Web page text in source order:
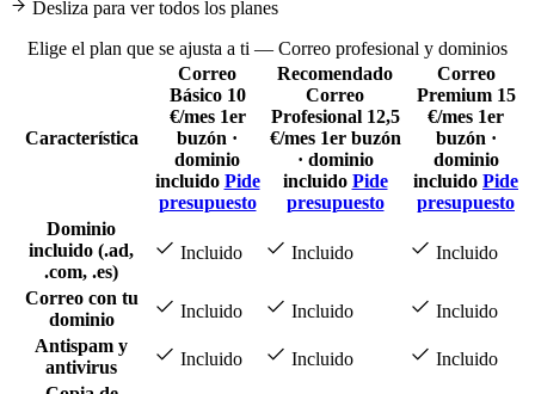
Desliza para ver todos los planes
Elige el plan que se ajusta a ti — Correo profesional y dominios
Característica
Correo
Básico 10
€/mes 1er
buzón ·
dominio
incluido Pide
presupuesto
Recomendado
Correo
Profesional 12,5
€/mes 1er buzón
· dominio
incluido Pide
presupuesto
Correo
Premium 15
€/mes 1er
buzón ·
dominio
incluido Pide
presupuesto
Dominio
incluido (.ad,
.com, .es)
Incluido Incluido Incluido
Correo con tu
dominio
Incluido Incluido
Incluido
Antispam y
antivirus
Incluido Incluido
Incluido